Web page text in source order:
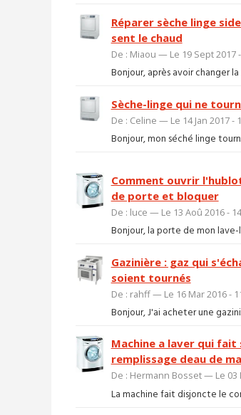
Réparer sèche linge
sent le chaud
De : Miaou — Le 19 Sept 2017
Bonjour, après avoir changer
Sèche-linge qui ne
De : Celine — Le 14 Jan 2017 -
Bonjour, mon séché linge
Comment ouvrir
de porte et bloquer
De : luce — Le 13 Aoû 2016 -
Bonjour, la porte de mon lave-
Gazinière : gaz qui
soient tournés
De : rahff — Le 16 Mar 2016 -
Bonjour, J'ai acheter une
Machine a laver qui
remplissage deau de
De : Hermann Bosset — Le 03
La machine fait disjoncte le